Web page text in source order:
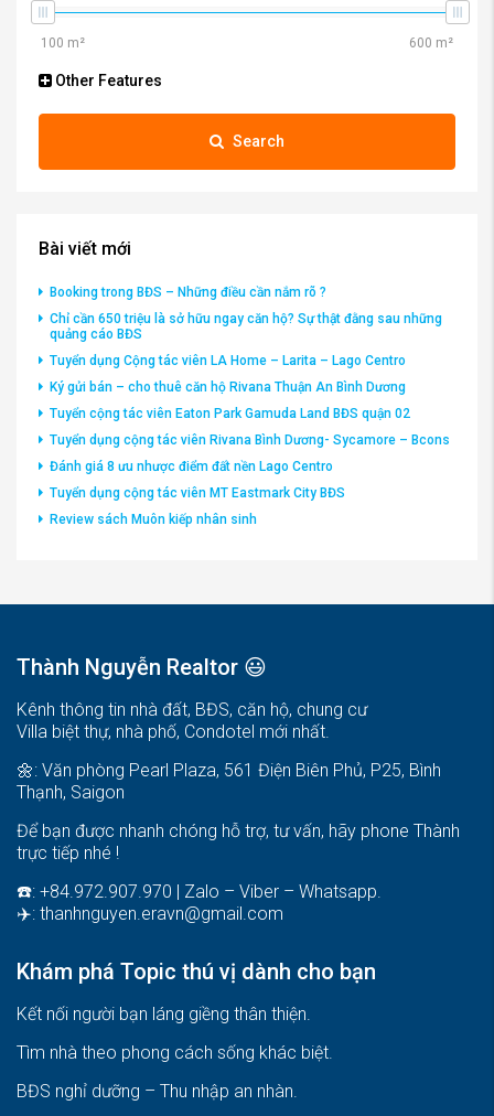
Other Features
Search
Bài viết mới
Booking trong BĐS – Những điều cần nắm rõ ?
Chỉ cần 650 triệu là sở hữu ngay căn hộ? Sự thật đằng sau những
quảng cáo BĐS
Tuyển dụng Cộng tác viên LA Home – Larita – Lago Centro
Ký gửi bán – cho thuê căn hộ Rivana Thuận An Bình Dương
Tuyển cộng tác viên Eaton Park Gamuda Land BĐS quận 02
Tuyển dụng cộng tác viên Rivana Bình Dương- Sycamore – Bcons
Đánh giá 8 ưu nhược điểm đất nền Lago Centro
Tuyển dụng cộng tác viên MT Eastmark City BĐS
Review sách Muôn kiếp nhân sinh
Thành Nguyễn Realtor 😃
Kênh thông tin nhà đất, BĐS, căn hộ, chung cư
Villa biệt thự, nhà phố, Condotel mới nhất.
🌼: Văn phòng Pearl Plaza, 561 Điện Biên Phủ, P25, Bình
Thạnh, Saigon
Để bạn được nhanh chóng hỗ trợ, tư vấn, hãy phone Thành
trực tiếp nhé !
☎️: +84.972.907.970 | Zalo – Viber – Whatsapp.
✈️: thanhnguyen.eravn@gmail.com
Khám phá Topic thú vị dành cho bạn
Kết nối người bạn láng giềng thân thiện.
Tìm nhà theo phong cách sống khác biệt.
BĐS nghỉ dưỡng – Thu nhập an nhàn.